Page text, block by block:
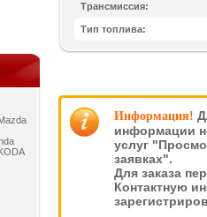
Трансмиссия:
Тип топлива:
Информация!
информации
услуг
заявках".
Для заказа
Контактную